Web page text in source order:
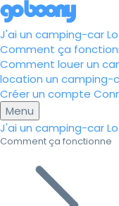
J'ai un camping-car
Comment ça
Comment louer un
location un camping-
Créer un compte
Menu
J'ai un camping-car
Comment ça fonctionne